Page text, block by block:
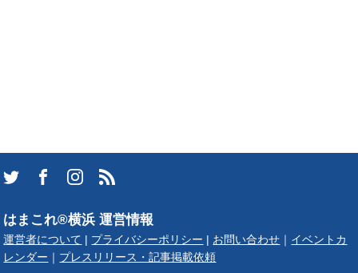
はまこれ®横浜 運営情報
運営者について プライバシーポリシー お問い合わせ
イベントカ
レンダー
プレスリリース・記事掲載依頼